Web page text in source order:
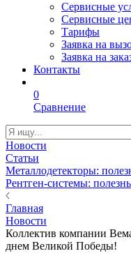
Сервисные
Сервисные
Тарифы
Заявка на
Заявка на
Контакты
0
Сравнение
Новости
Статьи
Металлодетекторы:
Рентген-системы:
Главная
Новости
Коллектив компании
днем Великой Победы!